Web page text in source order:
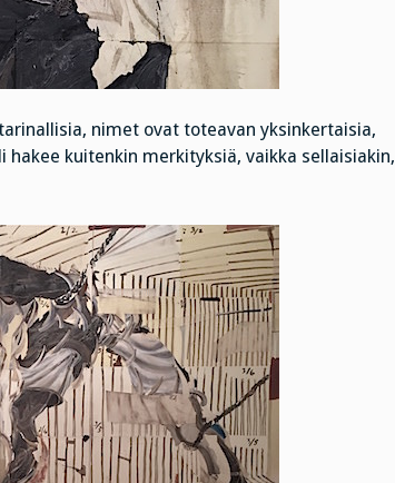
nimet ovat toteavan yksinkertaisia,
hakee kuitenkin merkityksiä, vaikka sellaisiakin,